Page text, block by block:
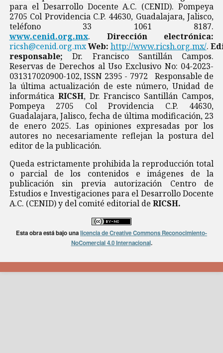
para el Desarrollo Docente A.C. (CENID). Pompeya
2705 Col Providencia C.P. 44630, Guadalajara, Jalisco,
teléfono 33 1061 8187.
www.cenid.org.mx. Dirección electrónica:
ricsh@cenid.org.mxWeb: http://www.ricsh.org.mx/.
responsable; Dr. Francisco Santillán Campos.
Reservas de Derechos al Uso Exclusivo No: 04-2023-
031317020900-102, ISSN 2395 - 7972 Responsable de
la última actualización de este número, Unidad de
informática RICSH, Dr. Francisco Santillán Campos,
Pompeya 2705 Col Providencia C.P. 44630,
Guadalajara, Jalisco, fecha de última modificación, 23
de enero 2025. Las opiniones expresadas por los
autores no necesariamente reflejan la postura del
editor de la publicación.
Queda estrictamente prohibida la reproducción total
o parcial de los contenidos e imágenes de la
publicación sin previa autorización Centro de
Estudios e Investigaciones para el Desarrollo Docente
A.C. (CENID) y del comité editorial de RICSH.
Esta obra está bajo unalicencia de Creative Commons Reconocimiento-
NoComercial 4.0 Internacional.